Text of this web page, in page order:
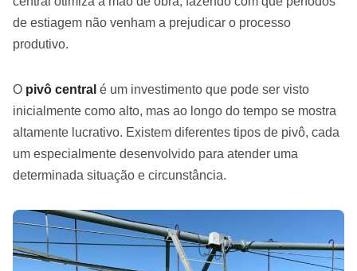
de estiagem não venham a prejudicar o processo
produtivo.
O pivô central é um investimento que pode ser visto
inicialmente como alto, mas ao longo do tempo se mostra
altamente lucrativo. Existem diferentes tipos de pivô, cada
um especialmente desenvolvido para atender uma
determinada situação e circunstância.